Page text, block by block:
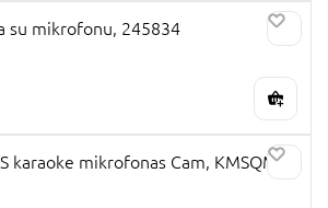
su mikrofonu, 245834
karaoke mikrofonas Cam, KMSQM-